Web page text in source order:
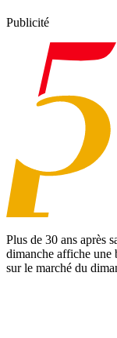
Publicité
Plus de 30 ans après
dimanche affiche une
sur le marché du